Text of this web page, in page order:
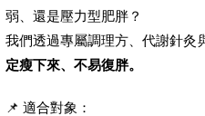
弱、還是壓力型肥胖？
我們透過專屬調理方、代謝針灸
定瘦下來、不易復胖。
📌 適合對象：